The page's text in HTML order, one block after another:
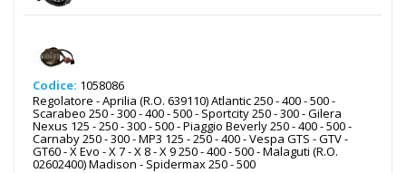
Codice: 1058086
Regolatore - Aprilia (R.O. 639110) Atlantic 250 - 400 - 500 -
Scarabeo 250 - 300 - 400 - 500 - Sportcity 250 - 300 - Gilera
Nexus 125 - 250 - 300 - 500 - Piaggio Beverly 250 - 400 - 500 -
Carnaby 250 - 300 - MP3 125 - 250 - 400 - Vespa GTS - GTV -
GT60 - X Evo - X 7 - X 8 - X 9 250 - 400 - 500 - Malaguti (R.O.
02602400) Madison - Spidermax 250 - 500